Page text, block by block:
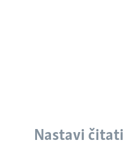
Nastavi čitati